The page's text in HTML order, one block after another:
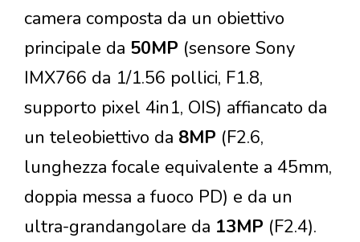
camera composta da un obiettivo
principale da 50MP (sensore Sony
IMX766 da 1/1.56 pollici, F1.8,
supporto pixel 4in1, OIS) affiancato da
un teleobiettivo da 8MP (F2.6,
lunghezza focale equivalente a 45mm,
doppia messa a fuoco PD) e da un
ultra-grandangolare da 13MP (F2.4).